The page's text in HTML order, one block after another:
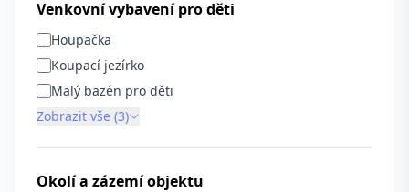
Venkovní vybavení pro děti
Houpačka
Koupací jezírko
Malý bazén pro děti
Zobrazit vše (3)
Okolí a zázemí objektu